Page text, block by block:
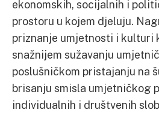
ekonomskih, socijalnih i
prostoru u kojem djeluju.
priznanje umjetnosti i kulturi
snažnijem sužavanju
poslušničkom pristajanju na
brisanju smisla umjetničkog
individualnih i društvenih